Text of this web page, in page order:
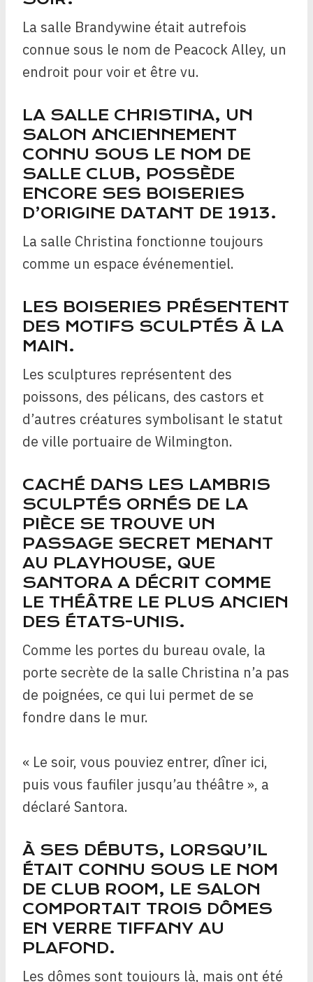
La salle Brandywine était autrefois
connue sous le nom de Peacock Alley, un
endroit pour voir et être vu.
LA SALLE CHRISTINA, UN
SALON ANCIENNEMENT
CONNU SOUS LE NOM DE
SALLE CLUB, POSSÈDE
ENCORE SES BOISERIES
D’ORIGINE DATANT DE 1913.
La salle Christina fonctionne toujours
comme un espace événementiel.
LES BOISERIES PRÉSENTENT
DES MOTIFS SCULPTÉS À LA
MAIN.
Les sculptures représentent des
poissons, des pélicans, des castors et
d’autres créatures symbolisant le statut
de ville portuaire de Wilmington.
CACHÉ DANS LES LAMBRIS
SCULPTÉS ORNÉS DE LA
PIÈCE SE TROUVE UN
PASSAGE SECRET MENANT
AU PLAYHOUSE, QUE
SANTORA A DÉCRIT COMME
LE THÉÂTRE LE PLUS ANCIEN
DES ÉTATS-UNIS.
Comme les portes du bureau ovale, la
porte secrète de la salle Christina n’a pas
de poignées, ce qui lui permet de se
fondre dans le mur.
« Le soir, vous pouviez entrer, dîner ici,
puis vous faufiler jusqu’au théâtre », a
déclaré Santora.
À SES DÉBUTS, LORSQU’IL
ÉTAIT CONNU SOUS LE NOM
DE CLUB ROOM, LE SALON
COMPORTAIT TROIS DÔMES
EN VERRE TIFFANY AU
PLAFOND.
Les dômes sont toujours là, mais ont été